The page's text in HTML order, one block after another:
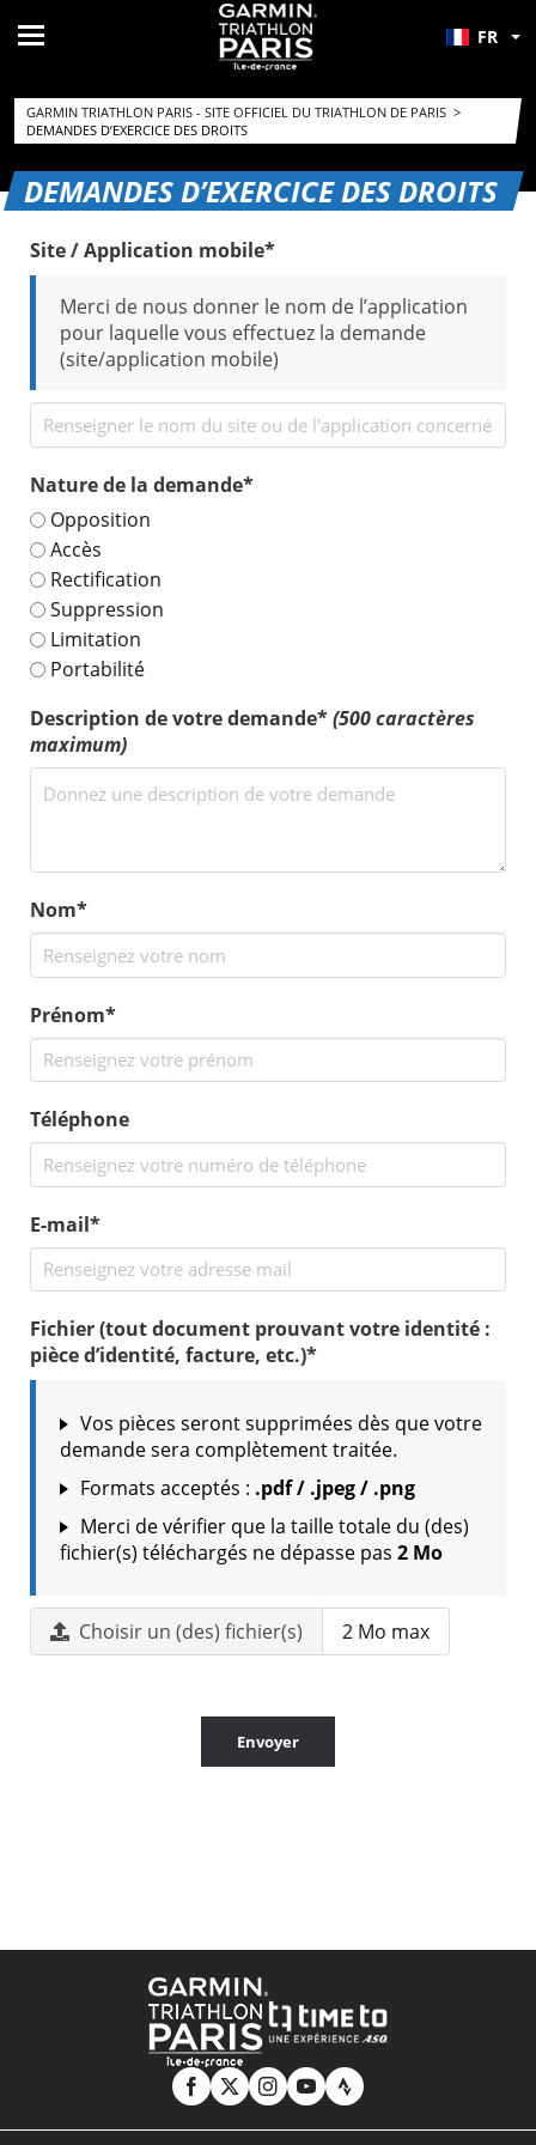
FR
GARMIN TRIATHLON PARIS - SITE OFFICIEL DU TRIATHLON DE PARIS >
DEMANDES D’EXERCICE DES DROITS
DEMANDES D’EXERCICE DES DROITS
Site / Application mobile*
Merci de nous donner le nom de l’application
pour laquelle vous effectuez la demande
(site/application mobile)
Nature de la demande*
Opposition
Accès
Rectification
Suppression
Limitation
Portabilité
Description de votre demande*(500 caractères
maximum)
Nom*
Prénom*
Téléphone
E-mail*
Fichier (tout document prouvant votre identité :
pièce d’identité, facture, etc.)*
Vos pièces seront supprimées dès que votre
demande sera complètement traitée.
Formats acceptés : .pdf / .jpeg / .png
Merci de vérifier que la taille totale du (des)
fichier(s) téléchargés ne dépasse pas 2 Mo
Choisir un (des) fichier(s) 2 Mo max
Envoyer